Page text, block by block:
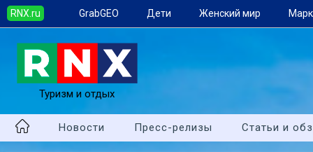
RNX.ru GrabGEO Дети Женский мир
Туризм и отдых
Новости Пресс-релизы Статьи и